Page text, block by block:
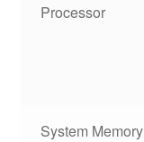
Processor
System Memory